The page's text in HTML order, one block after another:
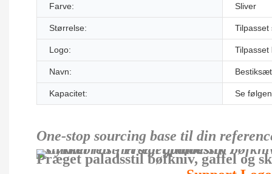
Farve: Sliver
Størrelse: Tilpasset
Logo: Tilpasset
Navn: Bestiksæt
Kapacitet: Se
One-stop sourcing base til din
Præget paladsstil bøfkniv, gaffel og